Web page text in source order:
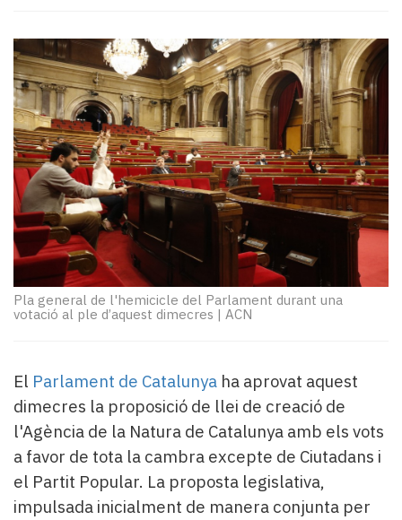
Reportatges
Entrevistes
Enquestes
A
escena!
Dis
la
teva!
Subscriptors
La
newsletter
del
Pallars
Contingut
més
llegit...
Editorial
Pla general de l'hemicicle del Parlament durant una
votació al ple d’aquest dimecres | ACN
El Parlament de Catalunya ha aprovat aquest
dimecres la proposició de llei de creació de
l'Agència de la Natura de Catalunya amb els vots
a favor de tota la cambra excepte de Ciutadans i
el Partit Popular. La proposta legislativa,
impulsada inicialment de manera conjunta per